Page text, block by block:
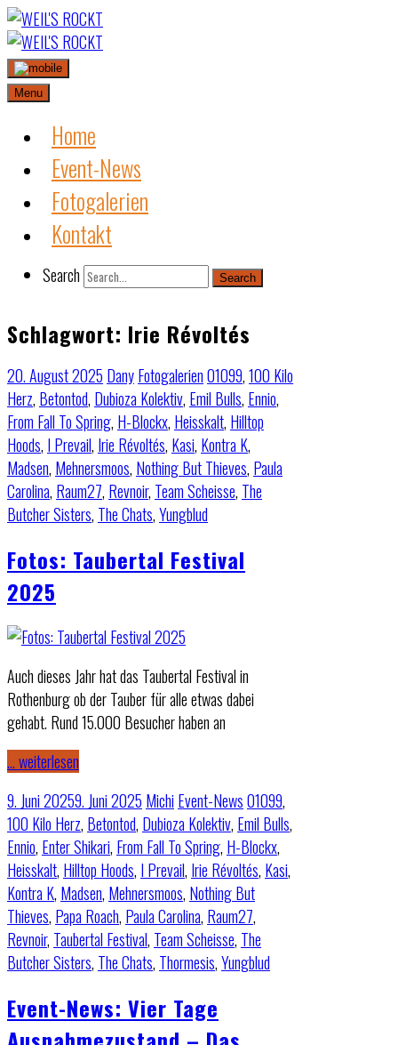
Skip
to
content
Menu
Home
Event-News
Fotogalerien
Kontakt
Search Search
Schlagwort: Irie Révoltés
20. August 2025 DanyFotogalerien01099,100 Kilo
Herz, Betontod, Dubioza Kolektiv, Emil Bulls, Ennio,
From Fall To Spring, H-Blockx, Heisskalt, Hilltop
Hoods, I Prevail, Irie Révoltés, Kasi, Kontra K,
Madsen, Mehnersmoos, Nothing But Thieves, Paula
Carolina, Raum27, Revnoir, Team Scheisse, The
Butcher Sisters, The Chats,Yungblud
Fotos: Taubertal Festival
2025
Auch dieses Jahr hat das Taubertal Festival in
Rothenburg ob der Tauber für alle etwas dabei
gehabt. Rund 15.000 Besucher haben an
… weiterlesen
9. Juni 20259. Juni 2025 Michi Event-News01099,
100 Kilo Herz, Betontod, Dubioza Kolektiv, Emil Bulls,
Ennio, Enter Shikari, From Fall To Spring, H-Blockx,
Heisskalt, Hilltop Hoods, I Prevail, Irie Révoltés, Kasi,
Kontra K, Madsen, Mehnersmoos, Nothing But
Thieves, Papa Roach, Paula Carolina, Raum27,
Revnoir, Taubertal Festival, Team Scheisse, The
Butcher Sisters, The Chats, Thormesis,Yungblud
Event-News: Vier Tage